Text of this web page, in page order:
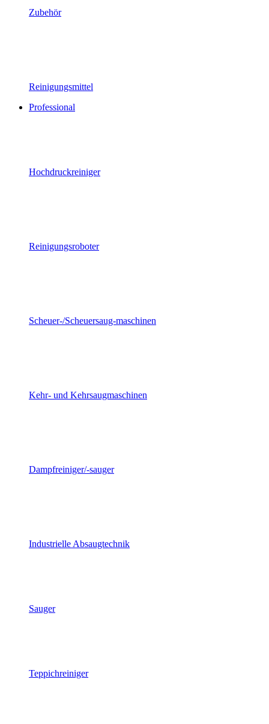
Zubehör
Reinigungsmittel
Professional
Hochdruckreiniger
Reinigungsroboter
Scheuer-/Scheuersaug-maschinen
Kehr- und Kehrsaugmaschinen
Dampfreiniger/-sauger
Industrielle Absaugtechnik
Sauger
Teppichreiniger